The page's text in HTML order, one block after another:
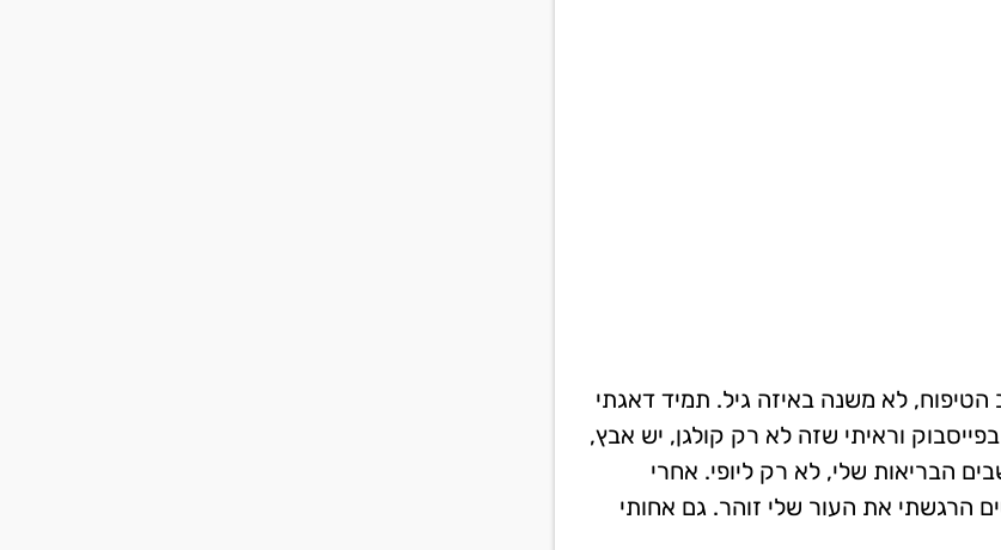
הטיפוח, לא משנה באיזה גיל. תמיד דאגתי
לעור שלי, לפנים שלי, לבריאות שלי. ראיתי את הקולגן של 123 בפייסבוק וראיתי שזה לא רק קולגן, יש אבץ,
הבריאות שלי, לא רק ליופי. אחרי
הרגשתי את העור שלי זוהר. גם אחותי